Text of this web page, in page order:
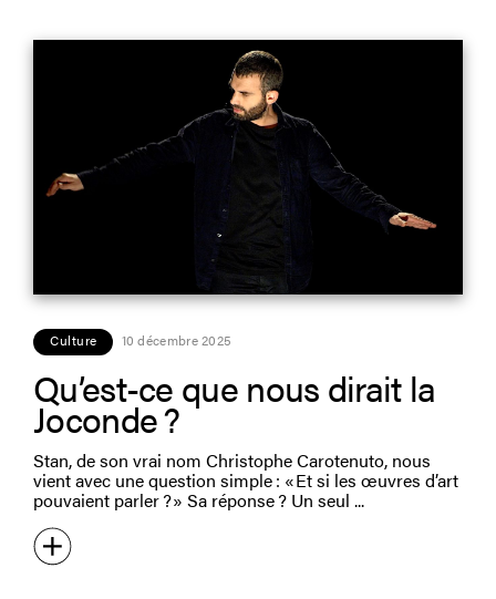
Culture 10 décembre 2025
Qu’est-ce que nous dirait la
Joconde ?
Stan, de son vrai nom Christophe Carotenuto, nous
vient avec une question simple : « Et si les œuvres d’art
pouvaient parler ? » Sa réponse ? Un seul